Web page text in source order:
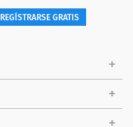
REGÍSTRARSE GRATIS